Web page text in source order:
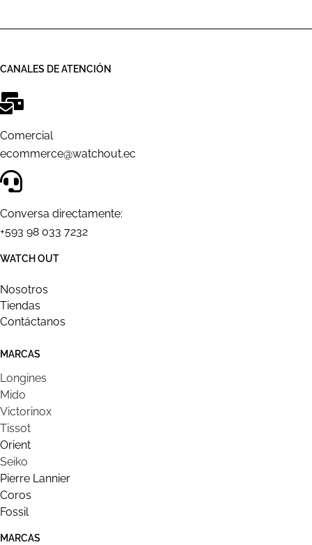
CANALES DE ATENCIÓN
Comercial
ecommerce@watchout.ec
Conversa directamente:
+593 98 033 7232
WATCH OUT
Nosotros
Tiendas
Contáctanos
MARCAS
Longines
Mido
Victorinox
Tissot
Orient
Seiko
Pierre Lannier
Coros
Fossil
MARCAS